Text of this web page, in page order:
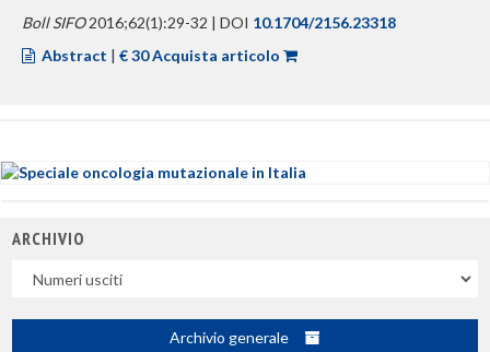
Boll SIFO2016;62(1):29-32 | DOI 10.1704/2156.23318
Abstract | € 30 Acquista articolo
ARCHIVIO
Archivio generale